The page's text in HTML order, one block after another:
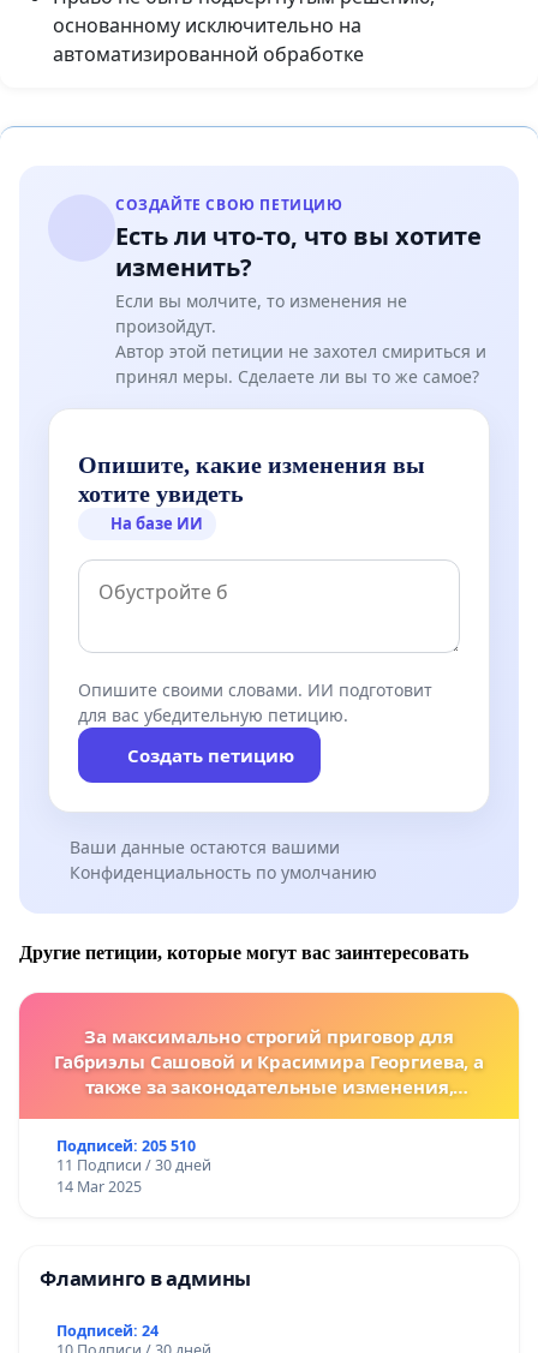
основанному исключительно на
автоматизированной обработке
СОЗДАЙТЕ СВОЮ ПЕТИЦИЮ
Есть ли что-то, что вы хотите
изменить?
Если вы молчите, то изменения не
произойдут.
Автор этой петиции не захотел смириться и
принял меры. Сделаете ли вы то же самое?
Опишите, какие изменения вы
хотите увидеть
На базе ИИ
Опишите своими словами. ИИ подготовит
для вас убедительную петицию.
Создать петицию
Ваши данные остаются вашими
Конфиденциальность по умолчанию
Другие петиции, которые могут вас заинтересовать
За максимально строгий приговор для
Габриэлы Сашовой и Красимира Георгиева, а
также за законодательные изменения,
за преступления против животных!
Подписей: 205 510
11 Подписи / 30 дней
14 Mar 2025
Фламинго в админы
Подписей: 24